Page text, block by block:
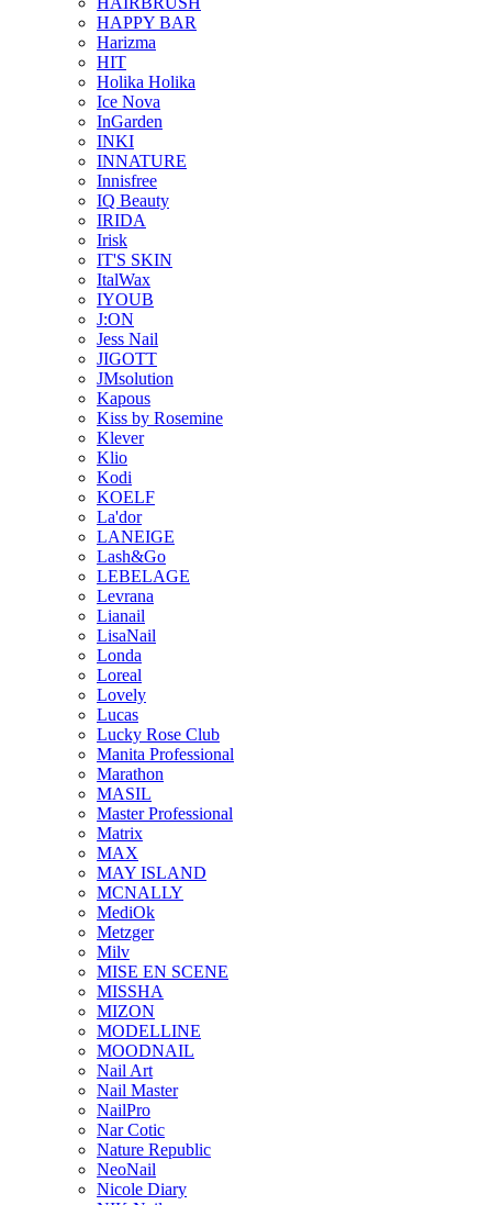
HAPPY BAR
Harizma
HIT
Holika Holika
Ice Nova
InGarden
INKI
INNATURE
Innisfree
IQ Beauty
IRIDA
Irisk
IT'S SKIN
ItalWax
IYOUB
J:ON
Jess Nail
JIGOTT
JMsolution
Kapous
Kiss by Rosemine
Klever
Klio
Kodi
KOELF
La'dor
LANEIGE
Lash&Go
LEBELAGE
Levrana
Lianail
LisaNail
Londa
Loreal
Lovely
Lucas
Lucky Rose Club
Manita Professional
Marathon
MASIL
Master Professional
Matrix
MAX
MAY ISLAND
MCNALLY
MediOk
Metzger
Milv
MISE EN SCENE
MISSHA
MIZON
MODELLINE
MOODNAIL
Nail Art
Nail Master
NailPro
Nar Cotic
Nature Republic
NeoNail
Nicole Diary